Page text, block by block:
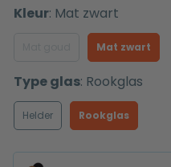
Kleur: Mat zwart
Mat zwart
Type glas: Rookglas
Helder Rookglas